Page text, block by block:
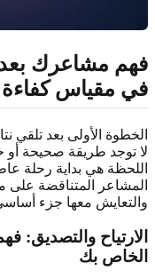
فهم مشاعرك
في مقياس كفاءة
الخطوة الأولى بعد
لا توجد طريقة صحيحة أو
اللحظة هي بداية رحلة
المشاعر المتناقضة على
والتعايش معها جزء
الارتياح والتصديق:
الخاص بك